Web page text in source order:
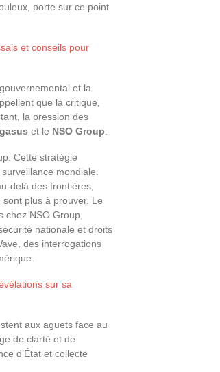
porte sur ce point
et conseils pour
et la
que la critique,
la pression des
et le NSO Group
Cette stratégie
mondiale.
delà des frontières,
plus à prouver. Le
chez NSO Group,
nationale et droits
des interrogations
sur sa
aux aguets face au
de clarté et de
d’État et collecte